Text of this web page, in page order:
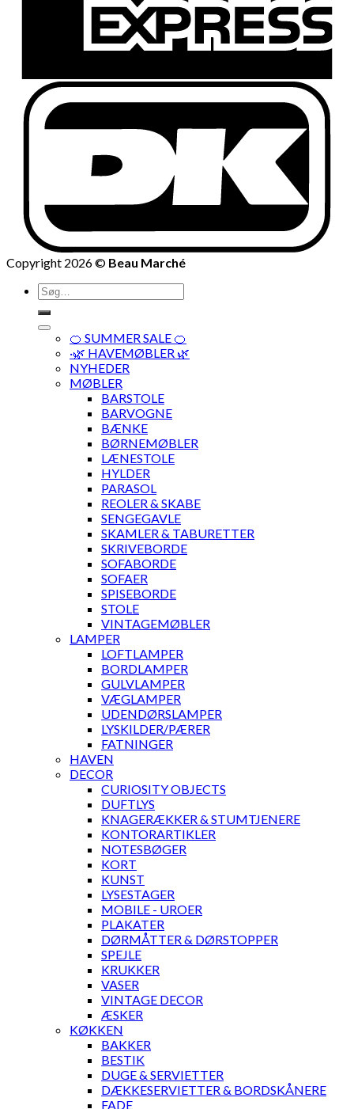
Copyright 2026 © Beau Marché
Søg
efter:
🍊 SUMMER SALE 🍊
·🌿 HAVEMØBLER 🌿
NYHEDER
MØBLER
BARSTOLE
BARVOGNE
BÆNKE
BØRNEMØBLER
LÆNESTOLE
HYLDER
PARASOL
REOLER & SKABE
SENGEGAVLE
SKAMLER & TABURETTER
SKRIVEBORDE
SOFABORDE
SOFAER
SPISEBORDE
STOLE
VINTAGEMØBLER
LAMPER
LOFTLAMPER
BORDLAMPER
GULVLAMPER
VÆGLAMPER
UDENDØRSLAMPER
LYSKILDER/PÆRER
FATNINGER
HAVEN
DECOR
CURIOSITY OBJECTS
DUFTLYS
KNAGERÆKKER & STUMTJENERE
KONTORARTIKLER
NOTESBØGER
KORT
KUNST
LYSESTAGER
MOBILE - UROER
PLAKATER
DØRMÅTTER & DØRSTOPPER
SPEJLE
KRUKKER
VASER
VINTAGE DECOR
ÆSKER
KØKKEN
BAKKER
BESTIK
DUGE & SERVIETTER
DÆKKESERVIETTER & BORDSKÅNERE
FADE